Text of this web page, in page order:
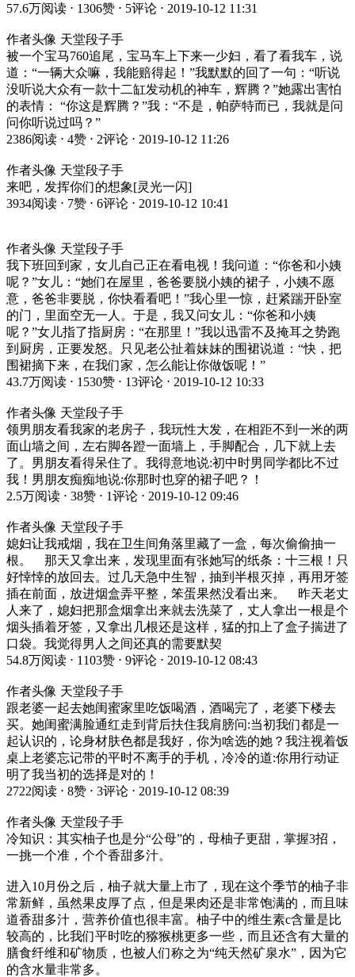
57.6万阅读 ⋅ 1306赞 ⋅ 5评论 ⋅ 2019-10-12 11:31
作者头像 天堂段子手
被一个宝马760追尾，宝马车上下来一少妇，看了看我车，说
道：“一辆大众嘛，我能赔得起！”我默默的回了一句：“听说
没听说大众有一款十二缸发动机的神车，辉腾？”她露出害怕
的表情： “你这是辉腾？”我：“不是，帕萨特而已，我就是问
问你听说过吗？”
2386阅读 ⋅ 4赞 ⋅ 2评论 ⋅ 2019-10-12 11:26
作者头像 天堂段子手
来吧，发挥你们的想象[灵光一闪]
3934阅读 ⋅ 7赞 ⋅ 6评论 ⋅ 2019-10-12 10:41
作者头像 天堂段子手
我下班回到家，女儿自己正在看电视！我问道：“你爸和小姨
呢？”女儿：“她们在屋里，爸爸要脱小姨的裙子，小姨不愿
意，爸爸非要脱，你快看看吧！”我心里一惊，赶紧踹开卧室
的门，里面空无一人。于是，我又问女儿：“你爸和小姨
呢？”女儿指了指厨房：“在那里！”我以迅雷不及掩耳之势跑
到厨房，正要发怒。只见老公扯着妹妹的围裙说道：“快，把
围裙摘下来，在我们家，怎么能让你做饭呢！”
43.7万阅读 ⋅ 1530赞 ⋅ 13评论 ⋅ 2019-10-12 10:33
作者头像 天堂段子手
领男朋友看我家的老房子，我玩性大发，在相距不到一米的两
面山墙之间，左右脚各蹬一面墙上，手脚配合，几下就上去
了。男朋友看得呆住了。我得意地说:初中时男同学都比不过
我！男朋友痴痴地说:你那时也穿的裙子吧？！
2.5万阅读 ⋅ 38赞 ⋅ 1评论 ⋅ 2019-10-12 09:46
作者头像 天堂段子手
媳妇让我戒烟，我在卫生间角落里藏了一盒，每次偷偷抽一
根。 那天又拿出来，发现里面有张她写的纸条：十三根！只
好悻悻的放回去。过几天急中生智，抽到半根灭掉，再用牙签
插在前面，放进烟盒弄平整，笨蛋果然没看出来。 昨天老丈
人来了，媳妇把那盒烟拿出来就去洗菜了，丈人拿出一根是个
烟头插着牙签，又拿出几根还是这样，猛的扣上了盒子揣进了
口袋。我觉得男人之间还真的需要默契
54.8万阅读 ⋅ 1103赞 ⋅ 9评论 ⋅ 2019-10-12 08:43
作者头像 天堂段子手
跟老婆一起去她闺蜜家里吃饭喝酒，酒喝完了，老婆下楼去
买。她闺蜜满脸通红走到背后扶住我肩膀问:当初我们都是一
起认识的，论身材肤色都是我好，你为啥选的她？我注视着饭
桌上老婆忘记带的平时不离手的手机，冷冷的道:你用行动证
明了我当初的选择是对的！
2722阅读 ⋅ 8赞 ⋅ 3评论 ⋅ 2019-10-12 08:39
作者头像 天堂段子手
冷知识：其实柚子也是分“公母”的，母柚子更甜，掌握3招，
一挑一个准，个个香甜多汁。
进入10月份之后，柚子就大量上市了，现在这个季节的柚子非
常新鲜，虽然果皮厚了点，但是果肉还是非常饱满的，而且味
道香甜多汁，营养价值也很丰富。柚子中的维生素c含量是比
较高的，比我们平时吃的猕猴桃更多一些，而且还含有大量的
膳食纤维和矿物质，也被人们称之为“纯天然矿泉水”，因为它
的含水量非常多。